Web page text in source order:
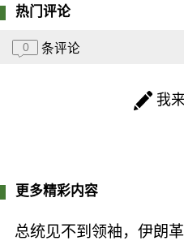
热门评论
0 条评论
我
更多精彩内容
总统见不到领袖，伊朗